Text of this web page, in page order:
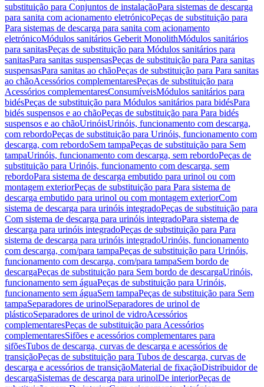
substituição para Conjuntos de instalaçãoPara sistemas de descarga
para sanita com acionamento eletrónicoPeças de substituição para
Para sistemas de descarga para sanita com acionamento
eletrónicoMódulos sanitários Geberit MonolithMódulos sanitários
para sanitasPeças de substituição para Módulos sanitários para
sanitasPara sanitas suspensasPeças de substituição para Para sanitas
suspensasPara sanitas ao chãoPeças de substituição para Para sanitas
ao chãoAcessórios complementaresPeças de substituição para
Acessórios complementaresConsumíveisMódulos sanitários para
bidésPeças de substituição para Módulos sanitários para bidésPara
bidés suspensos e ao chãoPeças de substituição para Para bidés
suspensos e ao chãoUrinóisUrinóis, funcionamento com descarga,
com rebordoPeças de substituição para Urinóis, funcionamento com
descarga, com rebordoSem tampaPeças de substituição para Sem
tampaUrinóis, funcionamento com descarga, sem rebordoPeças de
substituição para Urinóis, funcionamento com descarga, sem
rebordoPara sistema de descarga embutido para urinol ou com
montagem exteriorPeças de substituição para Para sistema de
descarga embutido para urinol ou com montagem exteriorCom
sistema de descarga para urinóis integradoPeças de substituição para
Com sistema de descarga para urinóis integradoPara sistema de
descarga para urinóis integradoPeças de substituição para Para
sistema de descarga para urinóis integradoUrinóis, funcionamento
com descarga, com/para tampaPeças de substituição para Urinóis,
funcionamento com descarga, com/para tampaSem bordo de
descargaPeças de substituição para Sem bordo de descargaUrinóis,
funcionamento sem águaPeças de substituição para Urinóis,
funcionamento sem águaSem tampaPeças de substituição para Sem
tampaSeparadores de urinolSeparadores de urinol de
plásticoSeparadores de urinol de vidroAcessórios
complementaresPeças de substituição para Acessórios
complementaresSifões e acessórios complementares para
sifõesTubos de descarga, curvas de descarga e acessórios de
transiçãoPeças de substituição para Tubos de descarga, curvas de
descarga e acessórios de transiçãoMaterial de fixaçãoDistribuidor de
descargaSistemas de descarga para urinolDe interiorPeças de